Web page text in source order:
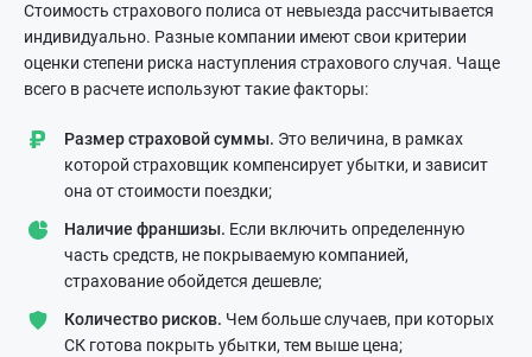
Стоимость страхового полиса от невыезда рассчитывается
индивидуально. Разные компании имеют свои критерии
оценки степени риска наступления страхового случая. Чаще
всего в расчете используют такие факторы:
Размер страховой суммы. Это величина, в рамках
которой страховщик компенсирует убытки, и зависит
она от стоимости поездки;
Наличие франшизы. Если включить определенную
часть средств, не покрываемую компанией,
страхование обойдется дешевле;
Количество рисков. Чем больше случаев, при которых
СК готова покрыть убытки, тем выше цена;